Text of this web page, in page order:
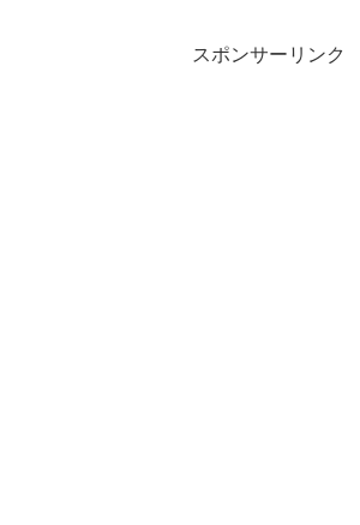
スポンサーリンク